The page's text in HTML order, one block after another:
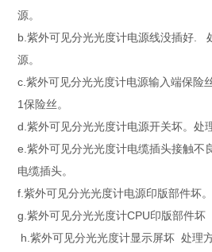
源。
b.紫外可见分光光度计电源线没插好.
源。
c.紫外可见分光光度计电源输入端保险
1保险丝。
d.紫外可见分光光度计电源开关坏。处
e.紫外可见分光光度计电缆插头接触不
电缆插头。
f.紫外可见分光光度计电源印版部件坏
g.紫外可见分光光度计CPU印版部件坏
h.紫外可见分光光度计显示屏坏 处理